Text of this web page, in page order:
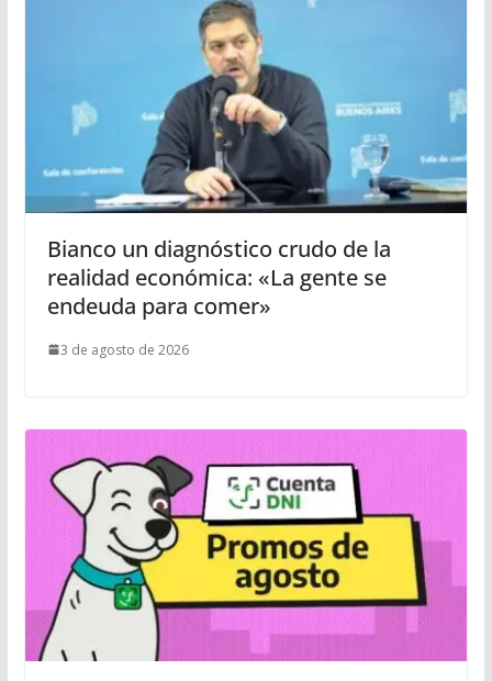
Bianco un diagnóstico crudo de la
realidad económica: «La gente se
endeuda para comer»
3 de agosto de 2026